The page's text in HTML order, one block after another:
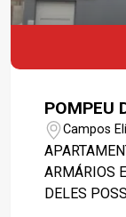
POMPEU
Campos
ARMÁRIOS
DELES